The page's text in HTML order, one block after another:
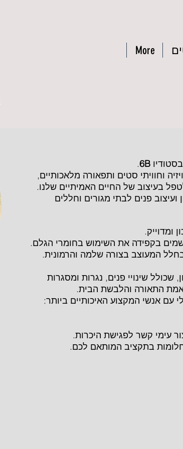
More
6B
.
וחוויתי סטים ותפאורה מלאכותיים,
בעיצוב של החיים האמיתיים שלנו.
ועיצוב פנים לבתי מגורים וחללים
ומדוייק.
בקפידה את השימוש בחומרי הגלם.
בחלל המעוצב בצורה שלמה והרמונית.
שינויי פנים, נגרות ומסגרות
התאורה והלבשת הבית.
עם אנשי המקצוע האיכותיים ביותר:
עימי קשר לפגישת היכרות.
בתקציב המותאם לכם.